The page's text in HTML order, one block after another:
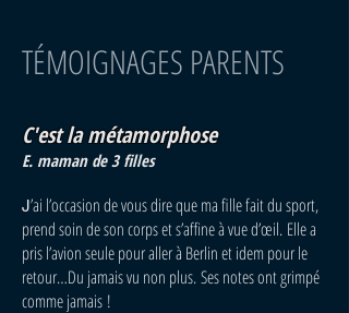
TÉMOIGNAGES PARENTS
C'est la métamorphose
E. maman de 3 filles
J’ai l’occasion de vous dire que ma fille fait du sport,
prend soin de son corps et s’affine à vue d’œil. Elle a
pris l’avion seule pour aller à Berlin et idem pour le
retour…Du jamais vu non plus.Ses notes ont grimpé
comme jamais !